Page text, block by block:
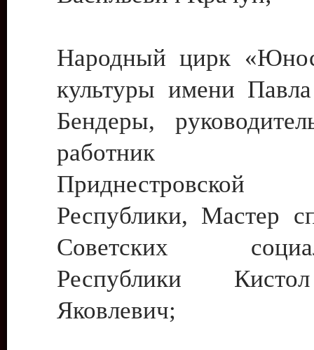
Народный цирк
культуры имени
Бендеры,
работник
Приднестровской
Республики, Мастер
Советских
Республики
Яковлевич;